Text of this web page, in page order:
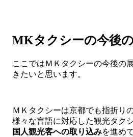
MKタクシーの今後
ここではＭＫタクシーの今後の
きたいと思います。
ＭＫタクシーは京都でも指折り
様々な言語に対応した観光タク
国人観光客への取り込みを進め